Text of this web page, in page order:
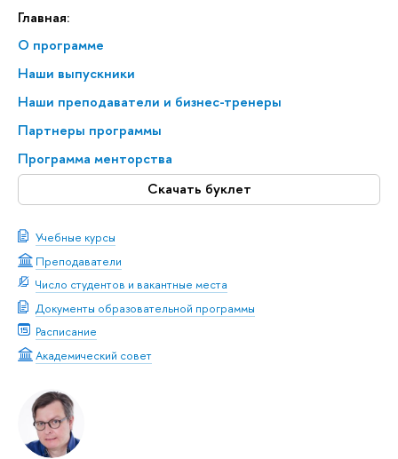
Главная:
О программе
Наши выпускники
Наши преподаватели и бизнес-тренеры
Партнеры программы
Программа менторства
Скачать буклет
Учебные курсы
Преподаватели
Число студентов и вакантные места
Документы образовательной программы
Расписание
Академический совет